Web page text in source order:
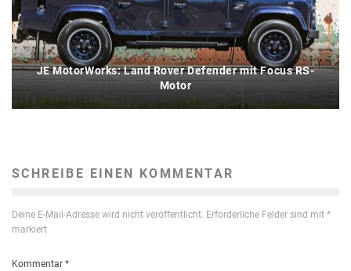
JE MotorWorks: Land Rover Defender mit Focus RS-
Motor
SCHREIBE EINEN KOMMENTAR
Deine E-Mail-Adresse wird nicht veröffentlicht. Erforderliche Felder sind mit *
markiert
Kommentar *